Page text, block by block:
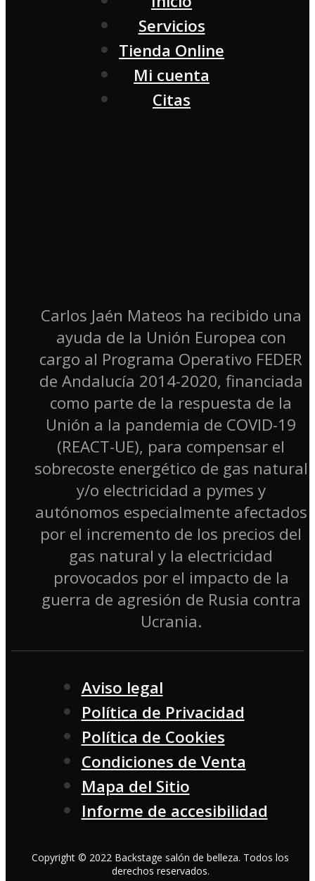
Servicios
Tienda Online
Mi cuenta
Citas
Carlos Jaén Mateos ha recibido una
ayuda de la Unión Europea con
cargo al Programa Operativo FEDER
de Andalucía 2014-2020, financiada
como parte de la respuesta de la
Unión a la pandemia de COVID-19
(REACT-UE), para compensar el
sobrecoste energético de gas natural
y/o electricidad a pymes y
autónomos especialmente afectados
por el incremento de los precios del
gas natural y la electricidad
provocados por el impacto de la
guerra de agresión de Rusia contra
Ucrania.
Copyright © 2022 Backstage salón de belleza. Todos los
derechos reservados.
Aviso legal
Política de Privacidad
Política de Cookies
Condiciones de Venta
Mapa del Sitio
Informe de accesibilidad